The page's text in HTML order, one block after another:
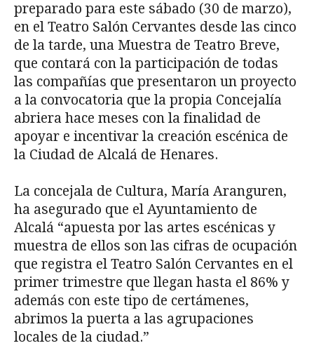
preparado para este sábado (30 de marzo),
en el Teatro Salón Cervantes desde las cinco
de la tarde, una Muestra de Teatro Breve,
que contará con la participación de todas
las compañías que presentaron un proyecto
a la convocatoria que la propia Concejalía
abriera hace meses con la finalidad de
apoyar e incentivar la creación escénica de
la Ciudad de Alcalá de Henares.
La concejala de Cultura, María Aranguren,
ha asegurado que el Ayuntamiento de
Alcalá “apuesta por las artes escénicas y
muestra de ellos son las cifras de ocupación
que registra el Teatro Salón Cervantes en el
primer trimestre que llegan hasta el 86% y
además con este tipo de certámenes,
abrimos la puerta a las agrupaciones
locales de la ciudad.”